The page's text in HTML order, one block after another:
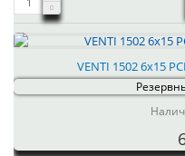
VENTI 1502 6x15